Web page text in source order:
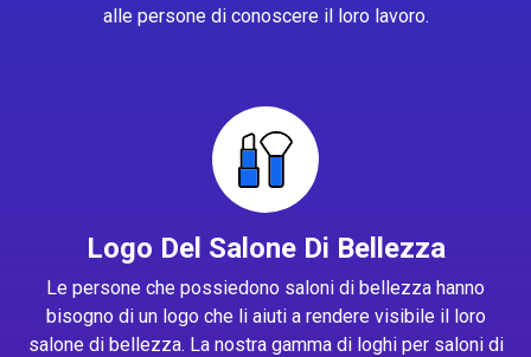
alle persone di conoscere il loro lavoro.
Logo Del Salone Di Bellezza
Le persone che possiedono saloni di bellezza hanno
bisogno di un logo che li aiuti a rendere visibile il loro
salone di bellezza. La nostra gamma di loghi per saloni di